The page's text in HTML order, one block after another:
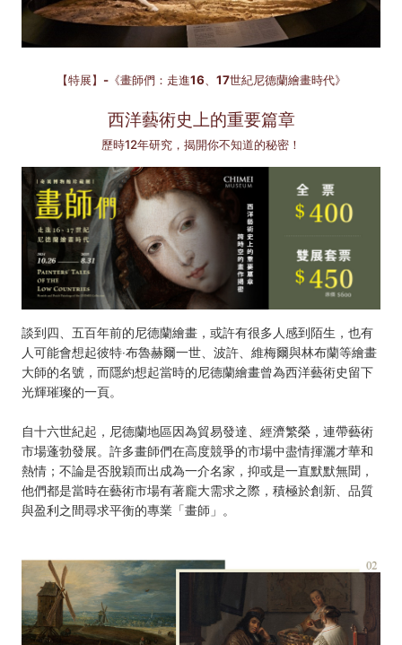
【特展】-《畫師們：走進16、17世紀尼德蘭繪畫時代》
西洋藝術史上的重要篇章
歷時12年研究，揭開你不知道的秘密！
談到四、五百年前的尼德蘭繪畫，或許有很多人感到陌生，也有
人可能會想起彼特‧布魯赫爾一世、波許、維梅爾與林布蘭等繪畫
大師的名號，而隱約想起當時的尼德蘭繪畫曾為西洋藝術史留下
光輝璀璨的一頁。
自十六世紀起，尼德蘭地區因為貿易發達、經濟繁榮，連帶藝術
市場蓬勃發展。許多畫師們在高度競爭的市場中盡情揮灑才華和
熱情；不論是否脫穎而出成為一介名家，抑或是一直默默無聞，
他們都是當時在藝術市場有著龐大需求之際，積極於創新、品質
與盈利之間尋求平衡的專業「畫師」。